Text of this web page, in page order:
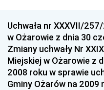
Dziennik Urzędowy
Dziennik Urzędowy
Dziennik Urzędowy
Sportu
Dziennik Urzędowy
Uchwała nr XXXVII/
w Ożarowie z dnia 30
Zmiany uchwały Nr
Miejskiej w Ożarowie z
2008 roku w sprawie
Gminy Ożarów na 2009